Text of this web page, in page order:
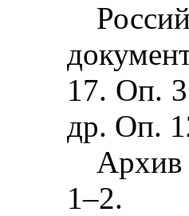
17. Оп.
др. Оп.
1–2.